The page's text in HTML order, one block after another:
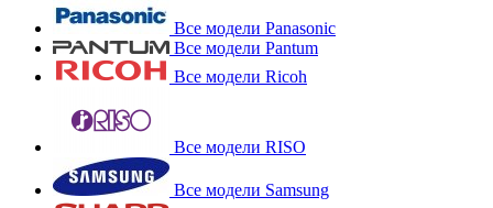
Все модели Panasonic
Все модели Pantum
Все модели Ricoh
Все модели RISO
Все модели Samsung